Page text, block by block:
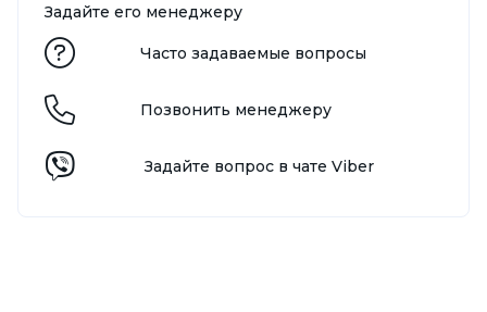
Задайте его менеджеру
Часто задаваемые вопросы
Позвонить менеджеру
Задайте вопрос в чате Viber